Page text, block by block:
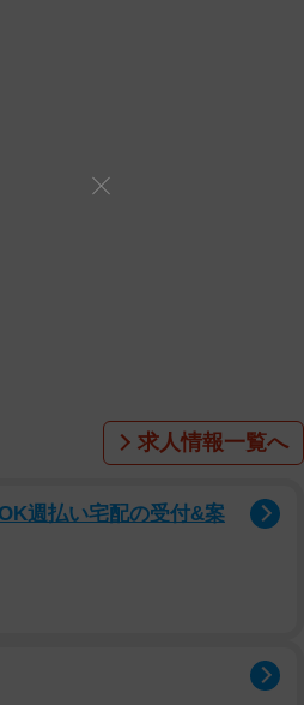
求人情報一覧へ
週払い宅配の受付&案